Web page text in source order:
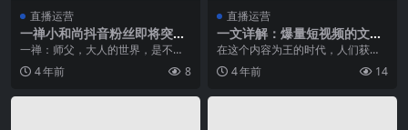
直播运营
一禅小和尚抖音粉丝即将突破
4500w，那些势头良好的形象
IP是如何吸粉的？
一禅：师父，大人的世界，是不是
真的很残酷呀？ 师父：长大后不免
就要单枪匹马对抗整...
4 年前 8
直播运营
一文详解：爆量短视频的文案
该如何打造
在这个内容为王的时代，人们获取
信息变得异常方便，但优质的内容
依然是这个时代的稀缺...
4 年前 14